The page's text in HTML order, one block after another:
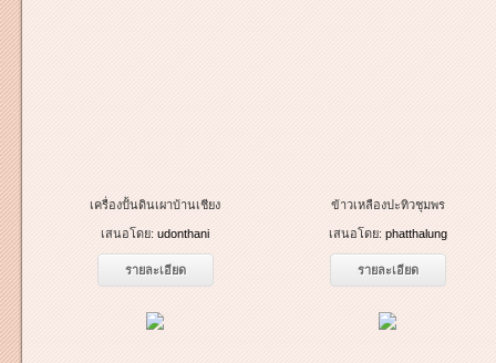
เครื่องปั้นดินเผาบ้านเชียง
เสนอโดย: udonthani
รายละเอียด
ข้าวเหลืองปะทิวชุมพร
เสนอโดย: phatthalung
รายละเอียด